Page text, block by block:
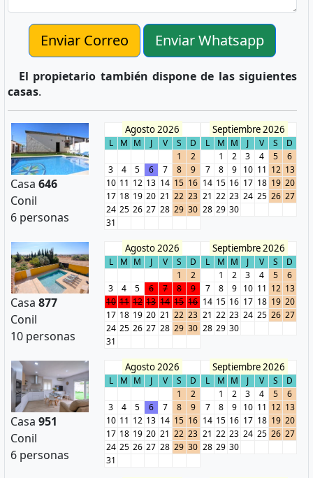
Enviar Correo Enviar Whatsapp
El propietario también dispone de las siguientes
casas.
Casa 646
Conil
6 personas
Agosto 2026
L M M J V S
D
1
2
3
4 5 6 7 8
9
10 11 12 13 14 15 16
17 18 19 20 21 22 23
24 25 26 27 28 29 30
31
Septiembre 2026
L M M J V S
D
1
2 3 4 5
6
7
8 9 10 11 12 13
14 15 16 17 18 19 20
21 22 23 24 25 26 27
28 29 30
Casa 877
Conil
10 personas
Agosto 2026
L M M J V S
D
1
2
3
4 5 6 7 8
9
10 11 12 13 14 15 16
17 18 19 20 21 22 23
24 25 26 27 28 29 30
31
Septiembre 2026
L M M J V S
D
1
2 3 4 5
6
7
8 9 10 11 12 13
14 15 16 17 18 19 20
21 22 23 24 25 26 27
28 29 30
Casa 951
Conil
6 personas
Agosto 2026
L M M J V S
D
1
2
3
4 5 6 7 8
9
10 11 12 13 14 15 16
17 18 19 20 21 22 23
24 25 26 27 28 29 30
31
Septiembre 2026
L M M J V S
D
1
2 3 4 5
6
7
8 9 10 11 12 13
14 15 16 17 18 19 20
21 22 23 24 25 26 27
28 29 30